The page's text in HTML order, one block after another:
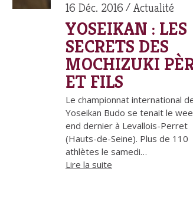
16 Déc. 2016 Actualité
YOSEIKAN : LES
SECRETS DES
MOCHIZUKI
ET FILS
Le championnat international
Yoseikan Budo se tenait le
end dernier à Levallois-Perret
(Hauts-de-Seine). Plus de 110
athlètes le samedi…
Lire la suite